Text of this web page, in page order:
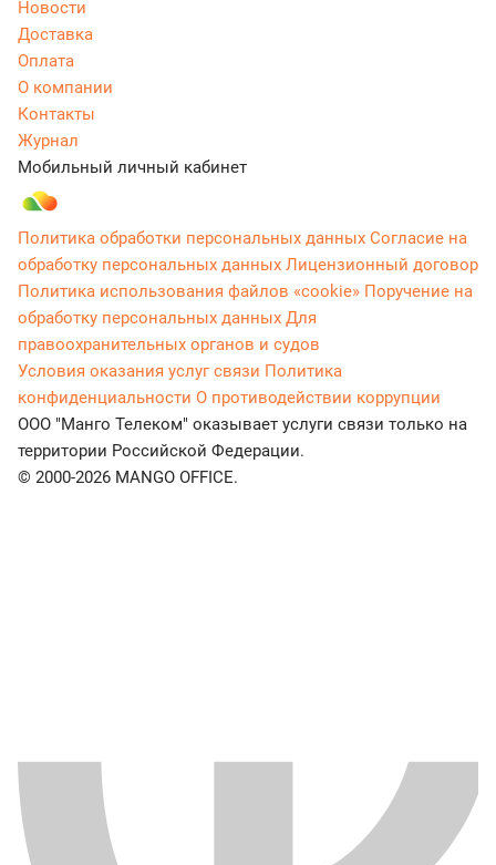
Новости
Доставка
Оплата
О компании
Контакты
Журнал
Мобильный личный кабинет
Политика обработки персональных данных Согласие на
обработку персональных данных Лицензионный договор
Политика использования файлов «cookie» Поручение на
обработку персональных данных Для
правоохранительных органов и судов
Условия оказания услуг связи Политика
конфиденциальности О противодействии коррупции
ООО "Манго Телеком" оказывает услуги связи только на
территории Российской Федерации.
© 2000-2026 MANGO OFFICE.